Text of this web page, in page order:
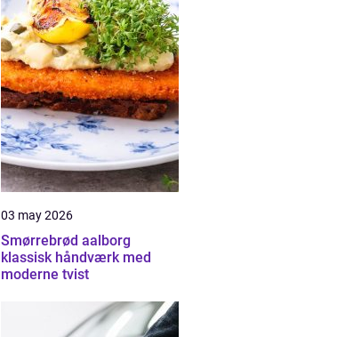
03 may 2026
Smørrebrød aalborg
klassisk håndværk med
moderne tvist